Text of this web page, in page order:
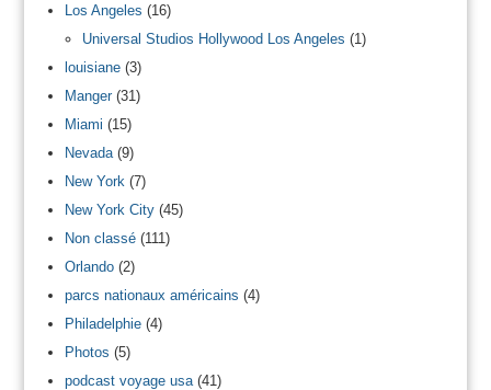
Los Angeles (16)
Universal Studios Hollywood Los Angeles (1)
louisiane(3)
Manger(31)
Miami (15)
Nevada(9)
New York (7)
New York City(45)
Non classé(111)
Orlando(2)
parcs nationaux américains (4)
Philadelphie(4)
Photos (5)
podcast voyage usa(41)